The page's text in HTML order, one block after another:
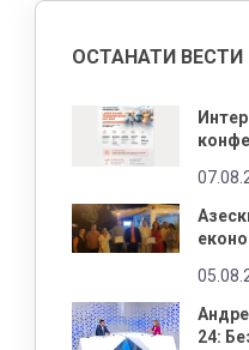
ОСТАНАТИ ВЕСТИ
24: